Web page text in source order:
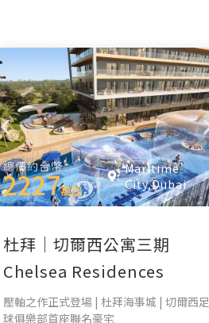
總價約台幣
2227萬起
Maritime
City,Dubai
杜拜｜切爾西公寓三期
Chelsea Residences
壓軸之作正式登場 | 杜拜海事城 | 切爾西足
球俱樂部首座聯名豪宅